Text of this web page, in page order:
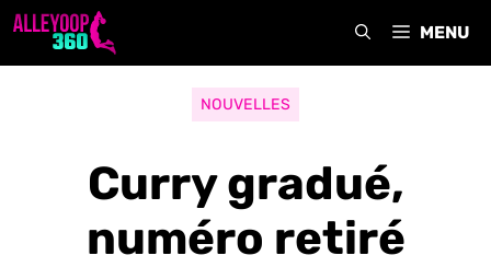
Aller
MENU
NOUVELLES
Curry gradué,
numéro retiré